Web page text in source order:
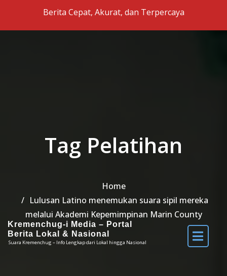
Skip to the contentBerita Cepat, Akurat, dan Terpercaya
Kremenchug-i Media – Portal
Berita Lokal & Nasional
Suara Kremenchug – Info Lengkap dari Lokal hingga Nasional
Tag Pelatihan
Home
Lulusan Latino menemukan suara sipil mereka
melalui Akademi Kepemimpinan Marin County